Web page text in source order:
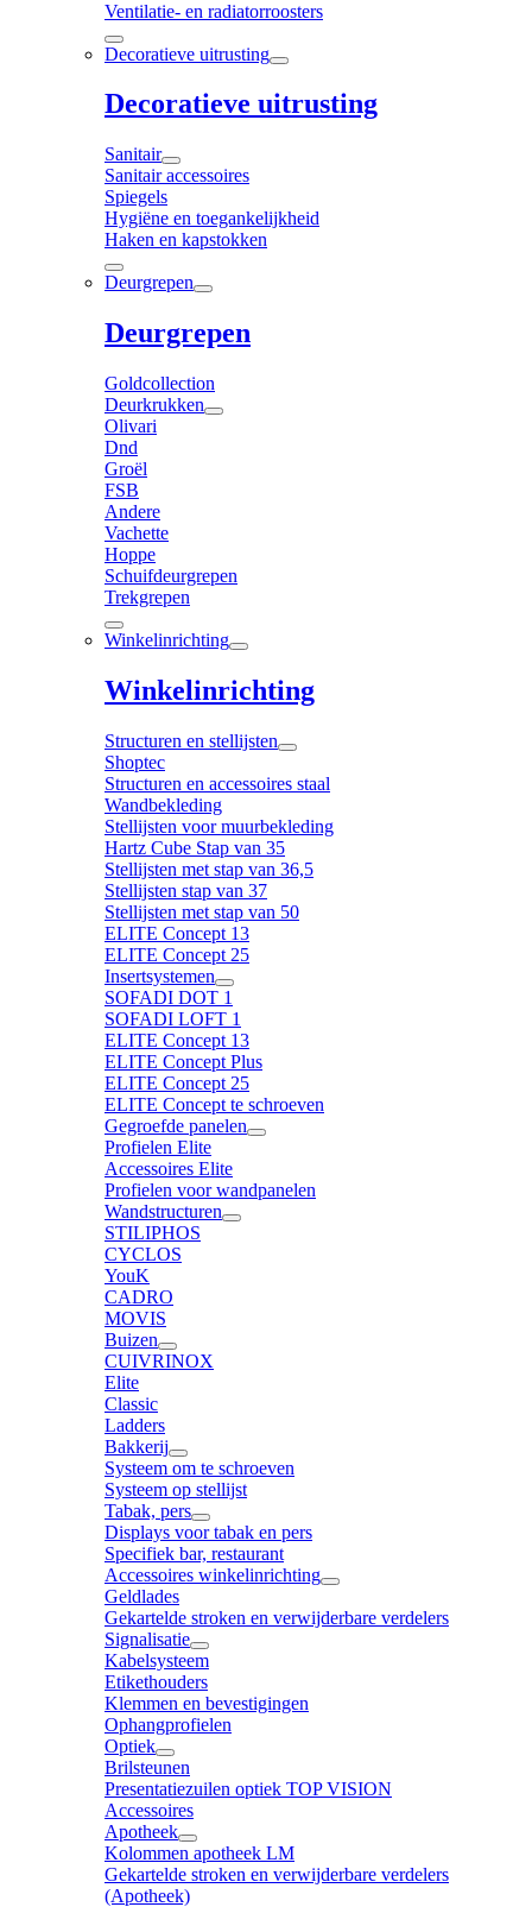
Ventilatie- en radiatorroosters
Decoratieve uitrusting
Decoratieve uitrusting
Sanitair
Sanitair accessoires
Spiegels
Hygiëne en toegankelijkheid
Haken en kapstokken
Deurgrepen
Deurgrepen
Goldcollection
Deurkrukken
Olivari
Dnd
Groël
FSB
Andere
Vachette
Hoppe
Schuifdeurgrepen
Trekgrepen
Winkelinrichting
Winkelinrichting
Structuren en stellijsten
Shoptec
Structuren en accessoires staal
Wandbekleding
Stellijsten voor muurbekleding
Hartz Cube Stap van 35
Stellijsten met stap van 36,5
Stellijsten stap van 37
Stellijsten met stap van 50
ELITE Concept 13
ELITE Concept 25
Insertsystemen
SOFADI DOT 1
SOFADI LOFT 1
ELITE Concept 13
ELITE Concept Plus
ELITE Concept 25
ELITE Concept te schroeven
Gegroefde panelen
Profielen Elite
Accessoires Elite
Profielen voor wandpanelen
Wandstructuren
STILIPHOS
CYCLOS
YouK
CADRO
MOVIS
Buizen
CUIVRINOX
Elite
Classic
Ladders
Bakkerij
Systeem om te schroeven
Systeem op stellijst
Tabak, pers
Displays voor tabak en pers
Specifiek bar, restaurant
Accessoires winkelinrichting
Geldlades
Gekartelde stroken en verwijderbare verdelers
Signalisatie
Kabelsysteem
Etikethouders
Klemmen en bevestigingen
Ophangprofielen
Optiek
Brilsteunen
Presentatiezuilen optiek TOP VISION
Accessoires
Apotheek
Kolommen apotheek LM
Gekartelde stroken en verwijderbare verdelers
(Apotheek)